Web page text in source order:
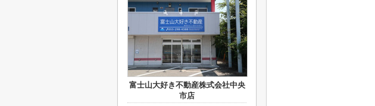
富士山大好き不動産株式会社中央
市店